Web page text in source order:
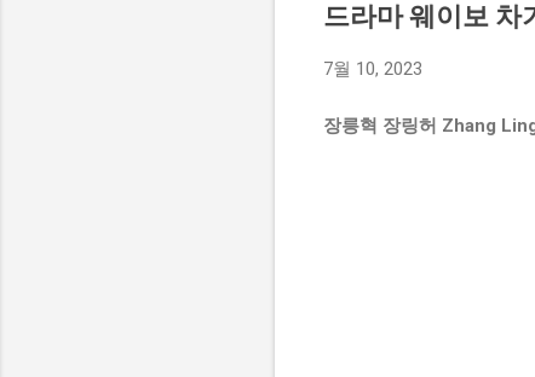
드라마 웨이보 차
7월 10, 2023
장릉혁 장링허 Zhang